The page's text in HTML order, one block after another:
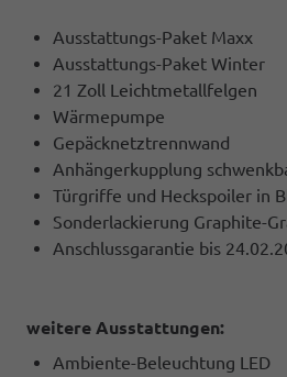
Ausstattungs-Paket Maxx
Ausstattungs-Paket Winter
21 Zoll Leichtmetallfelgen
Wärmepumpe
Gepäcknetztrennwand
Anhängerkupplung
Türgriffe und Heckspoiler in
Sonderlackierung Graphite-
Anschlussgarantie bis
weitere Ausstattungen:
Ambiente-Beleuchtung LED